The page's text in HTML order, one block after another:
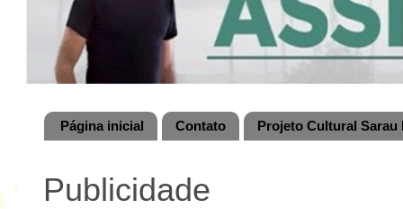
Página inicial Contato Projeto Cultural
Publicidade